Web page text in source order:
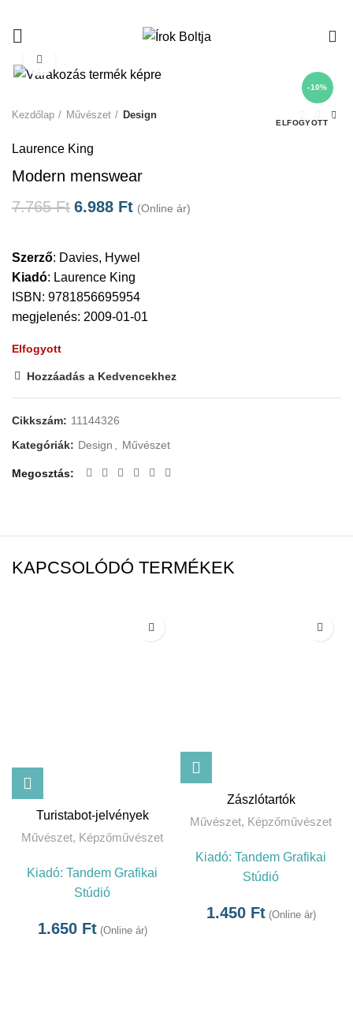
-10%
ELFOGYOTT
Kezdőlap Művészet Design
Laurence King
Modern menswear
7.765Ft 6.988 Ft (Online ár)
Szerző: Davies, Hywel
Kiadó: Laurence King
ISBN: 9781856695954
megjelenés: 2009-01-01
Elfogyott
Hozzáadás a Kedvencekhez
Cikkszám: 11144326
Kategóriák: Design , Művészet
Megosztás
KAPCSOLÓDÓ TERMÉKEK
Turistabot-jelvények
Művészet, Képzőművészet
Kiadó: Tandem Grafikai
Stúdió
1.650 Ft (Online ár)
Zászlótartók
Művészet, Képzőművészet
Kiadó: Tandem Grafikai
Stúdió
1.450 Ft (Online ár)